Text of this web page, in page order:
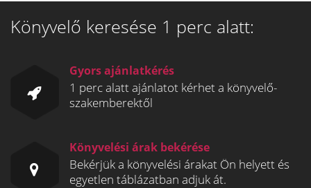
Könyvelő keresése 1 perc alatt:
Gyors ajánlatkérés
1 perc alatt ajánlatot kérhet a könyvelő-
szakemberektől
Könyvelési árak bekérése
Bekérjük a könyvelési árakat Ön helyett és
egyetlen táblázatban adjuk át.